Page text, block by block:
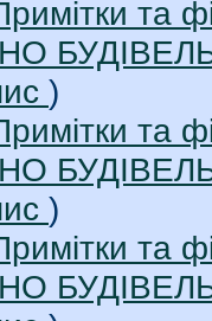
та
)
та
)
та